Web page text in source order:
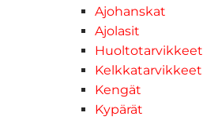
Ajohanskat
Ajolasit
Huoltotarvikkeet
Kelkkatarvikkeet
Kengät
Kypärät